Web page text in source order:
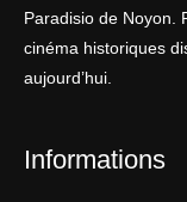
Paradisio de Noyon.
cinéma historiques
aujourd’hui.
Informations